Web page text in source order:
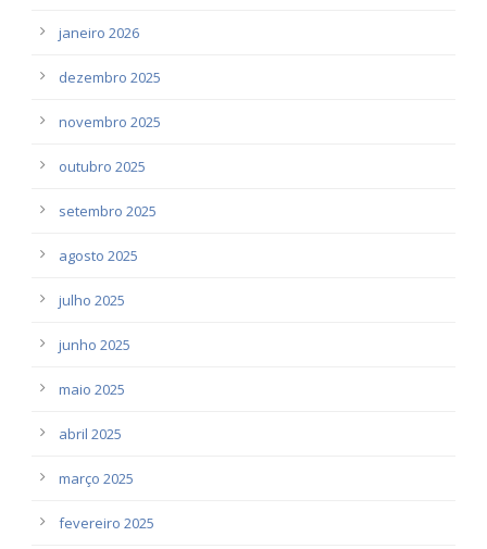
janeiro 2026
dezembro 2025
novembro 2025
outubro 2025
setembro 2025
agosto 2025
julho 2025
junho 2025
maio 2025
abril 2025
março 2025
fevereiro 2025